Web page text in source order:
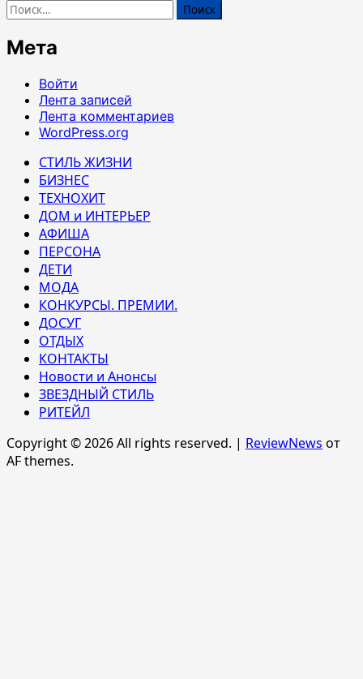
Найти:
Мета
Войти
Лента записей
Лента комментариев
WordPress.org
СТИЛЬ ЖИЗНИ
БИЗНЕС
ТЕХНОХИТ
ДОМ и ИНТЕРЬЕР
АФИША
ПЕРСОНА
ДЕТИ
МОДА
КОНКУРСЫ. ПРЕМИИ.
ДОСУГ
ОТДЫХ
КОНТАКТЫ
Новости и Анонсы
ЗВЕЗДНЫЙ СТИЛЬ
РИТЕЙЛ
Copyright © 2026 All rights reserved. | ReviewNews от
AF themes.